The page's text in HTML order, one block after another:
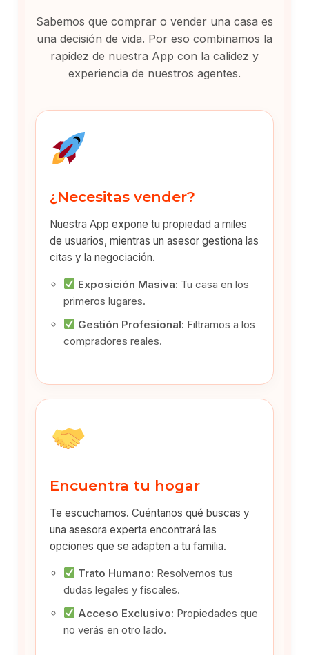
Sabemos que comprar o vender una casa es
una decisión de vida. Por eso combinamos la
rapidez de nuestra App con la calidez y
experiencia de nuestros agentes.
¿Necesitas vender?
Nuestra App expone tu propiedad a miles
de usuarios, mientras un asesor gestiona las
citas y la negociación.
Exposición Masiva: Tu casa en los
primeros lugares.
Gestión Profesional: Filtramos a los
compradores reales.
Encuentra tu hogar
Te escuchamos. Cuéntanos qué buscas y
una asesora experta encontrará las
opciones que se adapten a tu familia.
Trato Humano: Resolvemos tus
dudas legales y fiscales.
Acceso Exclusivo: Propiedades que
no verás en otro lado.